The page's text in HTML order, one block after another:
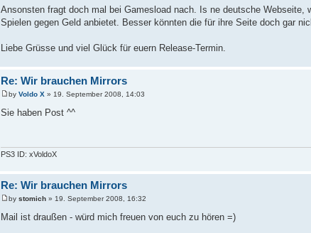
Ansonsten fragt doch mal bei Gamesload nach. Is ne deutsche Webseite,
Spielen gegen Geld anbietet. Besser könnten die für ihre Seite doch gar
Liebe Grüsse und viel Glück für euern Release-Termin.
Re: Wir brauchen Mirrors
by Voldo X » 19. September 2008, 14:03
Sie haben Post ^^
PS3 ID: xVoldoX
Re: Wir brauchen Mirrors
by stomich » 19. September 2008, 16:32
Mail ist draußen - würd mich freuen von euch zu hören =)